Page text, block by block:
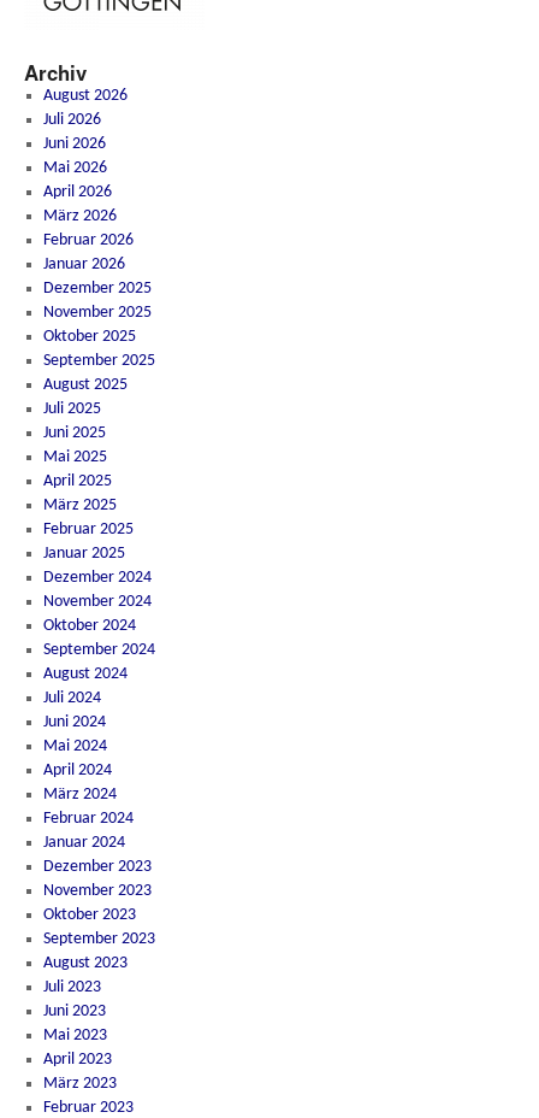
Archiv
August 2026
Juli 2026
Juni 2026
Mai 2026
April 2026
März 2026
Februar 2026
Januar 2026
Dezember 2025
November 2025
Oktober 2025
September 2025
August 2025
Juli 2025
Juni 2025
Mai 2025
April 2025
März 2025
Februar 2025
Januar 2025
Dezember 2024
November 2024
Oktober 2024
September 2024
August 2024
Juli 2024
Juni 2024
Mai 2024
April 2024
März 2024
Februar 2024
Januar 2024
Dezember 2023
November 2023
Oktober 2023
September 2023
August 2023
Juli 2023
Juni 2023
Mai 2023
April 2023
März 2023
Februar 2023